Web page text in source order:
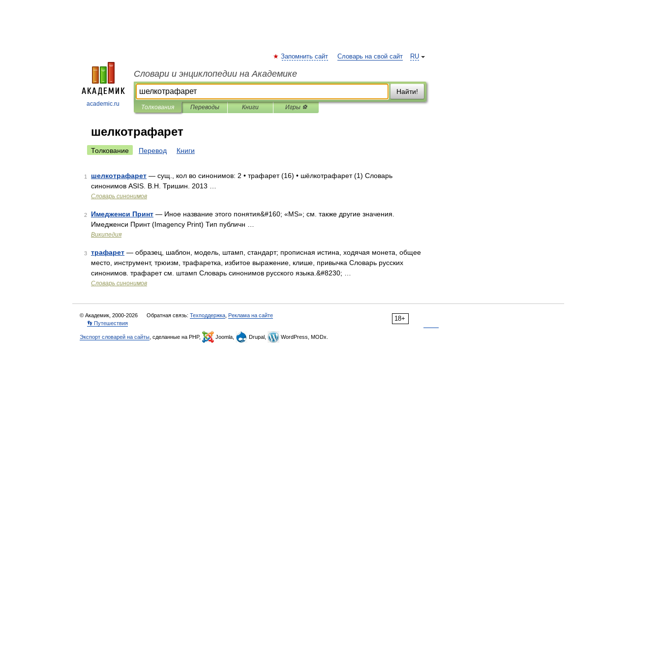
academic.ru
RU
Запомнить сайт Словарь на свой сайт
Словари и энциклопедии на Академике
Найти!
Толкования Переводы Книги Игры ⚽
шелкотрафарет
Толкование Перевод Книги
1 шелкотрафарет — сущ., кол во синонимов: 2 • трафарет (16) • шёлкотрафарет (1) Словарь
синонимов ASIS. В.Н. Тришин. 2013 …
Словарь синонимов
2 Имедженси Принт — Иное название этого понятия&#160; «MS»; см. также другие значения.
Имедженси Принт (Imagency Print) Тип публичн …
Википедия
3 трафарет — образец, шаблон, модель, штамп, стандарт; прописная истина, ходячая монета, общее
место, инструмент, трюизм, трафаретка, избитое выражение, клише, привычка Словарь русских
синонимов. трафарет см. штамп Словарь синонимов русского языка.&#8230; …
Словарь синонимов
18+
© Академик, 2000-2026 Обратная связь: Техподдержка Реклама на сайте
👣 Путешествия
Экспорт словарей на сайты , сделанные на PHP, Joomla, Drupal, WordPress, MODx.